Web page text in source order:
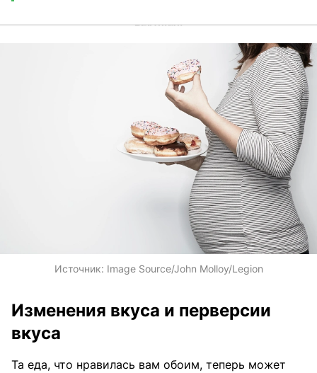
Источник: Image Source/John Molloy/Legion
Изменения вкуса и перверсии
вкуса
Та еда, что нравилась вам обоим, теперь может